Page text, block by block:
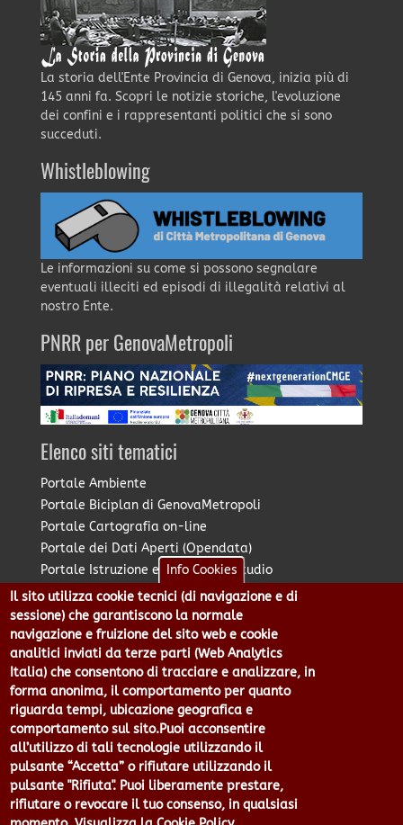
La storia dell'Ente Provincia di Genova, inizia più di
145 anni fa. Scopri le notizie storiche, l'evoluzione
dei confini e i rappresentanti politici che si sono
succeduti.
Whistleblowing
Le informazioni su come si possono segnalare
eventuali illeciti ed episodi di illegalità relativi al
nostro Ente.
PNRR per GenovaMetropoli
Elenco siti tematici
Portale Ambiente
Portale Biciplan di GenovaMetropoli
Portale Cartografia on-line
Portale dei Dati Aperti (Opendata)
Portale Istruzione e Diritto allo Studio
Portale Marketing Territoriale
Portale Piano Strategico Metropolitano
Portale PUMS di GenovaMetropoli
Portale Stazione Unica Appaltante
Pratico: procedimenti e istanze online
Città Metropolitana di Genova - Piazzale Mazzini 2 -16122 -
Genova | CF:80007350103 - P.Iva: 00949170104 | Codice IPA: cmge
Centralino 010 54991 Fax 010 5499244 URP 010 5499456
Num.Verde 800 509420 | P.E.C.:
pec@cert.cittametropolitana.genova.it
Info Cookies
Il sito utilizza cookie tecnici (di navigazione e di
sessione) che garantiscono la normale
navigazione e fruizione del sito web e cookie
analitici inviati da terze parti (Web Analytics
Italia) che consentono di tracciare e analizzare, in
forma anonima, il comportamento per quanto
riguarda tempi, ubicazione geografica e
comportamento sul sito.Puoi acconsentire
all’utilizzo di tali tecnologie utilizzando il
pulsante “Accetta” o rifiutare utilizzando il
pulsante "Rifiuta". Puoi liberamente prestare,
rifiutare o revocare il tuo consenso, in qualsiasi